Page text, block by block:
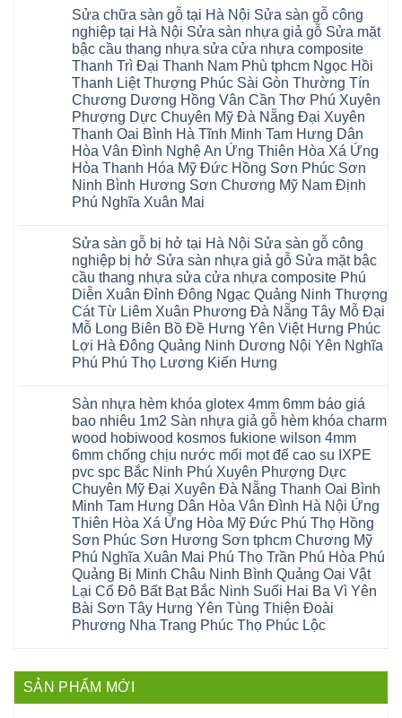
Thanh
Xuân
Kim
Động
Văn
Giang
Cầu
Giấy
Văn
Lâm
tphcm
Khoái
Châu
Trì
Thanh
Xuân
Đoan
Hùng
Thanh
Ba
Giấy
Hạ
Hòa
Cẩm
Khê
Tây
Hồ
Yên
Lập
Thanh
Ninh
hưng
yên
Lâm
Thao
Tam
Nông
hải
phòng
Thanh
Thủy
Hoài
Đức
Bình
Dương
Thủ
Đức
Thanh
Xuân
Thái
Nguyên
Phú
Thọ
Bắc
Giang
Long
Biên
Hải
Dương
Bắc
Ninh
Gia
Lâm
Nam
Hà
Nội
Hưng
Yên
Đông
Anh
Nam
Định
Sóc
Sơn
Ninh
Bình
Thái
Bình
Vĩnh
Phúc
Tây
Hồ
Thanh
Hóa
Đống
Đa
Nghệ
An
nhựa
giả
gỗ
cong
vênh
Sửa
mặt
bậc
cầu
thang
nhựa
sửa
cửa
nhựa
composite
hoài
đức
đan
thanh
ứng
hòa
long
biên
sài
gòn
đông
anh
sóc
sơn
đà
nẵng
thanh
xuân
cầu
giấy
hoành
bồ
long
ninh
giang
hoàng
mai
quảng
ninh
tây
hồ
sơn
tây
thất
mê
bình
luận
ở
Sửa
chữa
sàn
bị
phồng
tại
Hà
Sửa
sàn
gỗ
công
nghiệp
Nội
Sửa
sàn
nhựa
giả
gỗ
Sửa
mặt
bậc
cầu
thang
nhựa
nhựa
composite
Phúc
Thọ
Phúc
Lộc
Hát
Môn
Sài
Gòn
Thạch
Thất
Hạ
Bằng
Tây
Phương
tphcm
Hòa
Lạc
Yên
Xuân
Đạo
Đà
Nẵng
Sửa chữa sàn gỗ tại Hà Nội Sửa sàn gỗ công
nghiệp tại Hà Nội Sửa sàn nhựa giả gỗ Sửa mặt
bậc cầu thang nhựa sửa cửa nhựa composite
Thanh Trì Đại Thanh Nam Phù tphcm Ngọc Hồi
Thanh Liệt Thượng Phúc Sài Gòn Thường Tín
Chương Dương Hồng Vân Cần Thơ Phú Xuyên
Phượng Dực Chuyên Mỹ Đà Nẵng Đại Xuyên
Thanh Oai Bình Hà Tĩnh Minh Tam Hưng Dân
Hòa Vân Đình Nghệ An Ứng Thiên Hòa Xá Ứng
Hòa Thanh Hóa Mỹ Đức Hồng Sơn Phúc Sơn
Ninh Bình Hương Sơn Chương Mỹ Nam Định
Phú Nghĩa Xuân Mai
bình
luận
ở
Sửa
chữa
sàn
gỗ
tại
Hà
Nội
Sửa
nghiệp
tại
Nội
Sửa
nhựa
giả
gỗ
Sửa
mặt
bậc
cầu
thang
nhựa
sửa
cửa
nhựa
composite
Thanh
Nam
Phù
Sửa sàn gỗ bị hở tại Hà Nội Sửa sàn gỗ công
nghiệp bị hở Sửa sàn nhựa giả gỗ Sửa mặt bậc
cầu thang nhựa sửa cửa nhựa composite Phú
Diễn Xuân Đỉnh Đông Ngạc Quảng Ninh Thượng
Cát Từ Liêm Xuân Phương Đà Nẵng Tây Mỗ Đại
Mỗ Long Biên Bồ Đề Hưng Yên Việt Hưng Phúc
Lợi Hà Đông Quảng Ninh Dương Nội Yên Nghĩa
Phú Phú Thọ Lương Kiến Hưng
bình
luận
ở
Sửa
sàn
gỗ
bị
hở
tại
Hà
Nội
sàn
gỗ
công
nghiệp
hở
Sửa
sàn
Sửa
mặt
bậc
cầu
Sàn nhựa hèm khóa glotex 4mm 6mm báo giá
bao nhiêu 1m2 Sàn nhựa giả gỗ hèm khóa charm
wood hobiwood kosmos fukione wilson 4mm
6mm chống chịu nước mối mọt đế cao su IXPE
pvc spc Bắc Ninh Phú Xuyên Phượng Dực
Chuyên Mỹ Đại Xuyên Đà Nẵng Thanh Oai Bình
Minh Tam Hưng Dân Hòa Vân Đình Hà Nội Ứng
Thiên Hòa Xá Ứng Hòa Mỹ Đức Phú Thọ Hồng
Sơn Phúc Sơn Hương Sơn tphcm Chương Mỹ
Phú Nghĩa Xuân Mai Phú Thọ Trần Phú Hòa Phú
Quảng Bị Minh Châu Ninh Bình Quảng Oai Vật
Lại Cổ Đô Bất Bạt Bắc Ninh Suối Hai Ba Vì Yên
Bài Sơn Tây Hưng Yên Tùng Thiện Đoài
Phương Nha Trang Phúc Thọ Phúc Lộc
luận
ở
SẢN PHẨM MỚI